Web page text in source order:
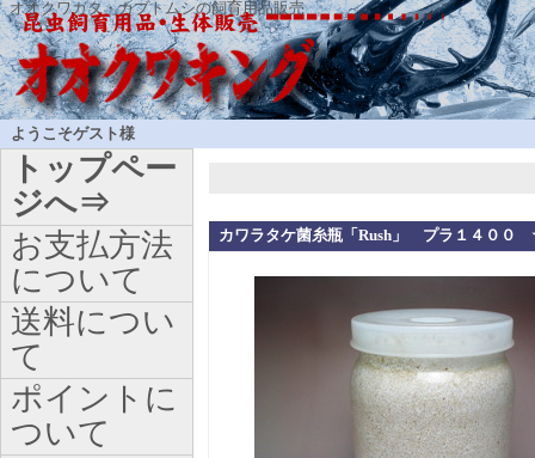
オオクワガタ・カブトムシの飼育用品販売
ようこそゲスト様
カワラタケ菌糸瓶「Rush」 プラ１４００
トップペー
ジへ⇒
お支払方法
について
送料につい
て
ポイントに
ついて